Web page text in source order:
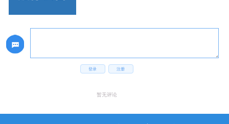
登录 注册
暂无评论